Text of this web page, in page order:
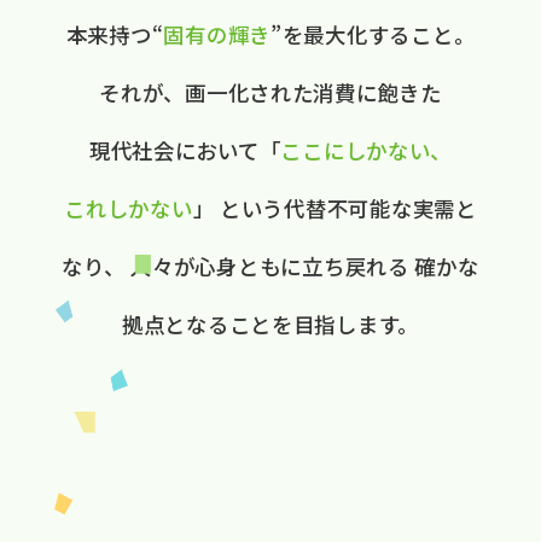
本来持つ“固有の​輝き”を​最大化する​こと。
それが、​画一化された​消費に​飽きた​
現代社会に​おいて ​「ここに​しかない、​
これしかない 」
と​いう​代替不可能な​実需と​
なり、
人々が​心身ともに​立ち戻れる 確かな​
拠点と​なる​ことを​目指します。​